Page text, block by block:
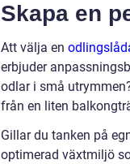
Skapa en
Att välja en
erbjuder
odlar i små
från en liten
Gillar du tanken på
optimerad växtmiljö